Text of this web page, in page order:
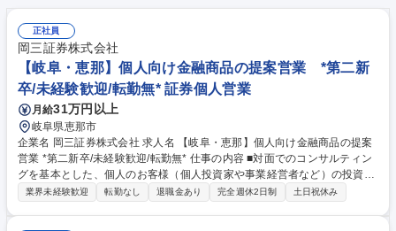
正社員
岡三証券株式会社
【岐阜・恵那】個人向け金融商品の提案営業 *第二新
卒/未経験歓迎/転勤無* 証券個人営業
月給31万円以上
岐阜県恵那市
企業名 岡三証券株式会社 求人名 【岐阜・恵那】個人向け金融商品の提案
営業 *第二新卒/未経験歓迎/転勤無* 仕事の内容 ■対面でのコンサルティン
グを基本とした、個人のお客様（個人投資家や事業経営者など）の投資ス
タイルやライフプラン、多様なニーズにあわせた、最適な資産形成・運用
業界未経験歓迎 転勤なし 退職金あり 完全週休2日制 土日祝休み